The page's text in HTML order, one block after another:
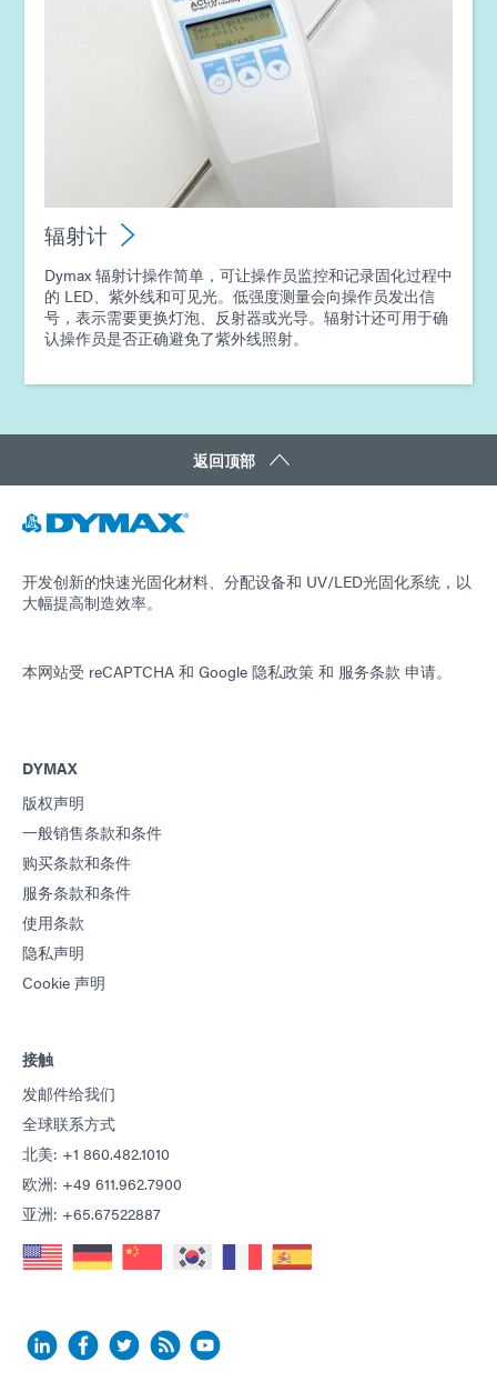
辐射计
Dymax 辐射计操作简单，可让操作员监控和记录固化过程中
的 LED、紫外线和可见光。低强度测量会向操作员发出信
号，表示需要更换灯泡、反射器或光导。辐射计还可用于确
认操作员是否正确避免了紫外线照射。
返回顶部
开发创新的快速光固化材料、分配设备和 UV/LED光固化系统，以
大幅提高制造效率。
本网站受 reCAPTCHA 和 Google 隐私政策 和 服务条款 申请。
DYMAX
版权声明
一般销售条款和条件
购买条款和条件
服务条款和条件
使用条款
隐私声明
Cookie 声明
接触
发邮件给我们
全球联系方式
北美: +1 860.482.1010
欧洲: +49 611.962.7900
亚洲: +65.67522887